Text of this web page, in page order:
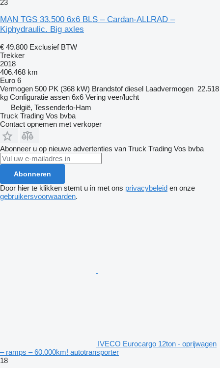
23
MAN TGS 33.500 6x6 BLS – Cardan-ALLRAD –
Kiphydraulic. Big axles
€ 49.800 Exclusief BTW
Trekker
2018
406.468 km
Euro 6
Vermogen 500 PK (368 kW) Brandstof diesel Laadvermogen 22.518
kg Configuratie assen 6x6 Vering veer/lucht
België, Tessenderlo-Ham
Truck Trading Vos bvba
Contact opnemen met verkoper
Abonneer u op nieuwe advertenties van Truck Trading Vos bvba
Abonneren
Door hier te klikken stemt u in met ons privacybeleid en onze
gebruikersvoorwaarden.
IVECO Eurocargo 12ton - oprijwagen
– ramps – 60.000km! autotransporter
18